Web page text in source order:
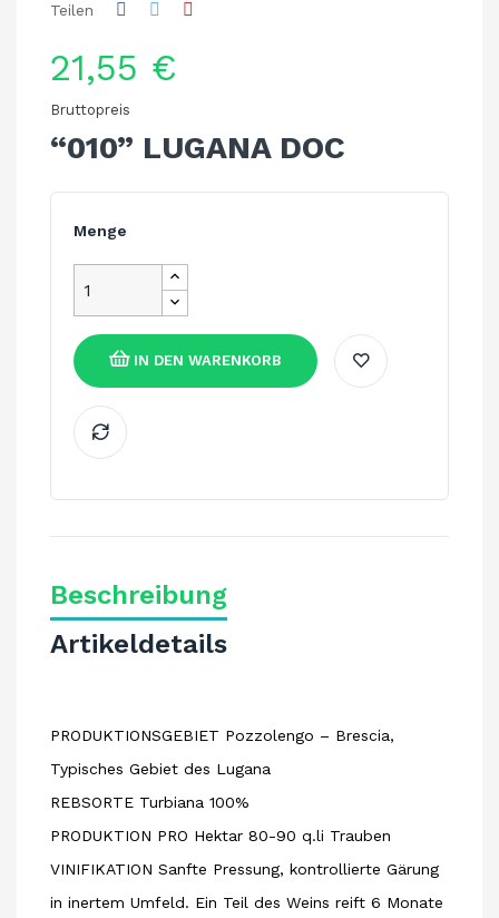
Teilen
21,55 €
Bruttopreis
“010” LUGANA DOC
Menge
IN DEN WARENKORB
Beschreibung
Artikeldetails
PRODUKTIONSGEBIET Pozzolengo – Brescia,
Typisches Gebiet des Lugana
REBSORTE Turbiana 100%
PRODUKTION PRO Hektar 80-90 q.li Trauben
VINIFIKATION Sanfte Pressung, kontrollierte Gärung
in inertem Umfeld. Ein Teil des Weins reift 6 Monate